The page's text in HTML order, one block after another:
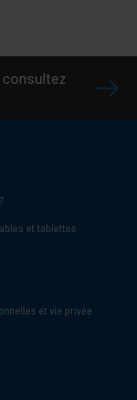
consultez
et tablettes
et vie privée